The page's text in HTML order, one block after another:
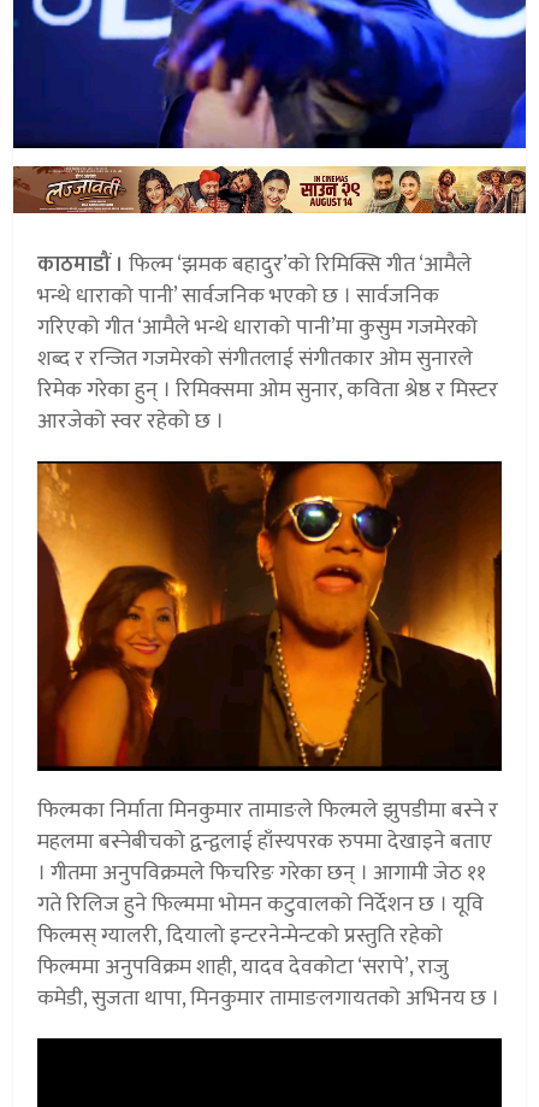
काठमाडौं । फिल्म ‘झमक बहादुर’को रिमिक्सि गीत ‘आमैले
भन्थे धाराको पानी’ सार्वजनिक भएको छ । सार्वजनिक
गरिएको गीत ‘आमैले भन्थे धाराको पानी’मा कुसुम गजमेरको
शब्द र रन्जित गजमेरको संगीतलाई संगीतकार ओम सुनारले
रिमेक गरेका हुन् । रिमिक्समा ओम सुनार, कविता श्रेष्ठ र मिस्टर
आरजेको स्वर रहेको छ ।
फिल्मका निर्माता मिनकुमार तामाङले फिल्मले झुपडीमा बस्ने र
महलमा बस्नेबीचको द्वन्द्वलाई हाँस्यपरक रुपमा देखाइने बताए
। गीतमा अनुपविक्रमले फिचरिङ गरेका छन् । आगामी जेठ ११
गते रिलिज हुने फिल्ममा भोमन कटुवालको निर्देशन छ । यूवि
फिल्मस् ग्यालरी, दियालो इन्टरनेन्मेन्टको प्रस्तुति रहेको
फिल्ममा अनुपविक्रम शाही, यादव देवकोटा ‘सरापे’, राजु
कमेडी, सुजता थापा, मिनकुमार तामाङलगायतको अभिनय छ ।